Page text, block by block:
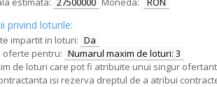
privind loturile:
impartit in loturi: Da
oferte pentru: Numarul maxim de loturi: 3
de loturi care pot fi atribuite unui singur
isi rezerva dreptul de a atribui